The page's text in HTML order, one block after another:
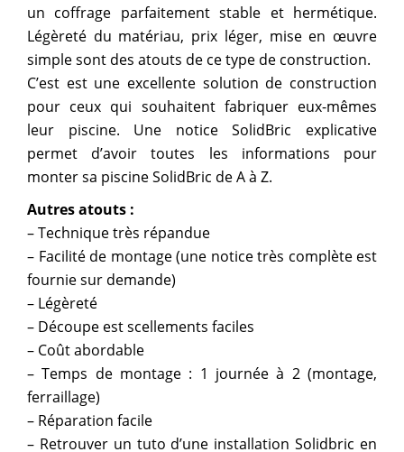
un coffrage parfaitement stable et hermétique.
Légèreté du matériau, prix léger, mise en œuvre
simple sont des atouts de ce type de construction.
C’est est une excellente solution de construction
pour ceux qui souhaitent fabriquer eux-mêmes
leur piscine. Une notice SolidBric explicative
permet d’avoir toutes les informations pour
monter sa piscine SolidBric de A à Z.
Autres atouts :
– Technique très répandue
– Facilité de montage (une notice très complète est
fournie sur demande)
– Légèreté
– Découpe est scellements faciles
– Coût abordable
– Temps de montage : 1 journée à 2 (montage,
ferraillage)
– Réparation facile
– Retrouver un tuto d’une installation Solidbric en